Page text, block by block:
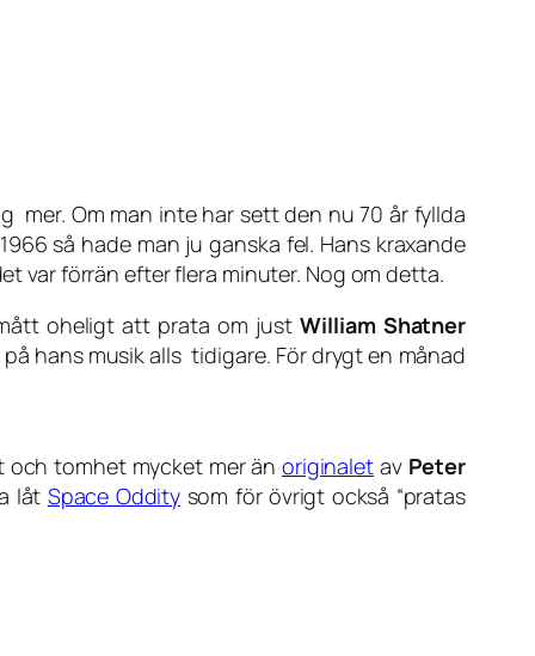
mer. Om man inte har sett den nu 70 år fyllda
så hade man ju ganska fel. Hans kraxande
var förrän efter flera minuter. Nog om detta.
oheligt att prata om justWilliam Shatner
hans musik alls tidigare. För drygt en månad
och tomhet mycket mer än originaletav Peter
låt Space Oddity som för övrigt också “pratas